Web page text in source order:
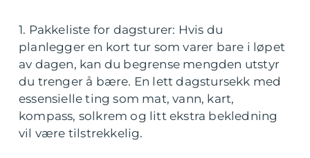
1. Pakkeliste for dagsturer: Hvis du
planlegger en kort tur som varer bare i løpet
av dagen, kan du begrense mengden utstyr
du trenger å bære. En lett dagstursekk med
essensielle ting som mat, vann, kart,
kompass, solkrem og litt ekstra bekledning
vil være tilstrekkelig.